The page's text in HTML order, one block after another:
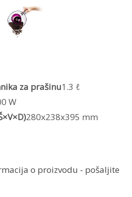
za prašinu1.3 ℓ
W
280x238x395 mm
o proizvodu - pošaljite